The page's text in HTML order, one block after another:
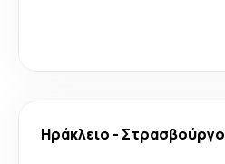
Ηράκλειο - Στρασβούργο